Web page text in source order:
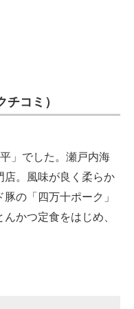
コミ）
」でした。瀬戸内海
店。風味が良く柔らか
の「四万十ポーク」
かつ定食をはじめ、